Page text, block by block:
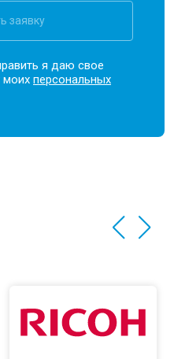
заявку
я даю свое
моихперсональных